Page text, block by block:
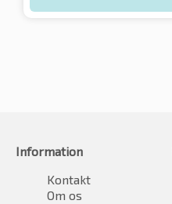
Information
Kontakt
Om os